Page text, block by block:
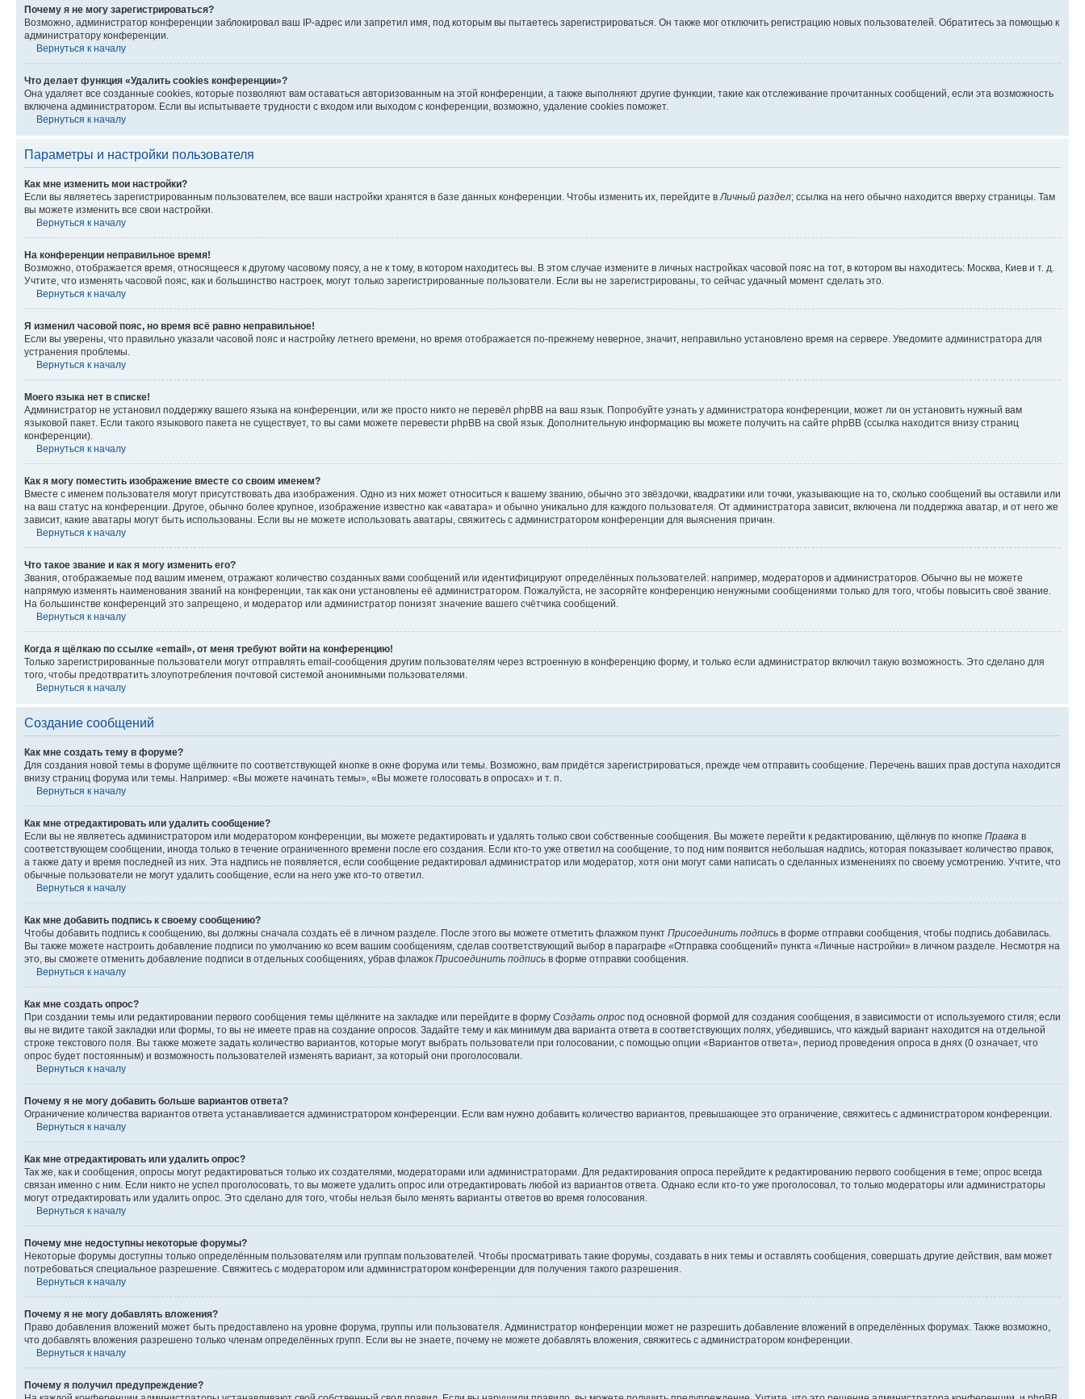
Почему я не могу зарегистрироваться?
Возможно, администратор конференции заблокировал ваш IP-адрес или запретил имя, под которым вы пытаетесь зарегистрироваться. Он также мог отключить регистрацию новых пользователей. Обратитесь за помощью к
администратору конференции.
Вернуться к началу
Что делает функция «Удалить cookies конференции»?
Она удаляет все созданные cookies, которые позволяют вам оставаться авторизованным на этой конференции, а также выполняют другие функции, такие как отслеживание прочитанных сообщений, если эта возможность
включена администратором. Если вы испытываете трудности с входом или выходом с конференции, возможно, удаление cookies поможет.
Вернуться к началу
Параметры и настройки пользователя
Как мне изменить мои настройки?
Если вы являетесь зарегистрированным пользователем, все ваши настройки хранятся в базе данных конференции. Чтобы изменить их, перейдите в Личный раздел; ссылка на него обычно находится вверху страницы. Там
вы можете изменить все свои настройки.
Вернуться к началу
На конференции неправильное время!
Возможно, отображается время, относящееся к другому часовому поясу, а не к тому, в котором находитесь вы. В этом случае измените в личных настройках часовой пояс на тот, в котором вы находитесь: Москва, Киев и т. д.
Учтите, что изменять часовой пояс, как и большинство настроек, могут только зарегистрированные пользователи. Если вы не зарегистрированы, то сейчас удачный момент сделать это.
Вернуться к началу
Я изменил часовой пояс, но время всё равно неправильное!
Если вы уверены, что правильно указали часовой пояс и настройку летнего времени, но время отображается по-прежнему неверное, значит, неправильно установлено время на сервере. Уведомите администратора для
устранения проблемы.
Вернуться к началу
Моего языка нет в списке!
Администратор не установил поддержку вашего языка на конференции, или же просто никто не перевёл phpBB на ваш язык. Попробуйте узнать у администратора конференции, может ли он установить нужный вам
языковой пакет. Если такого языкового пакета не существует, то вы сами можете перевести phpBB на свой язык. Дополнительную информацию вы можете получить на сайте phpBB (ссылка находится внизу страниц
конференции).
Вернуться к началу
Как я могу поместить изображение вместе со своим именем?
Вместе с именем пользователя могут присутствовать два изображения. Одно из них может относиться к вашему званию, обычно это звёздочки, квадратики или точки, указывающие на то, сколько сообщений вы оставили или
на ваш статус на конференции. Другое, обычно более крупное, изображение известно как «аватара» и обычно уникально для каждого пользователя. От администратора зависит, включена ли поддержка аватар, и от него же
зависит, какие аватары могут быть использованы. Если вы не можете использовать аватары, свяжитесь с администратором конференции для выяснения причин.
Вернуться к началу
Что такое звание и как я могу изменить его?
Звания, отображаемые под вашим именем, отражают количество созданных вами сообщений или идентифицируют определённых пользователей: например, модераторов и администраторов. Обычно вы не можете
напрямую изменять наименования званий на конференции, так как они установлены её администратором. Пожалуйста, не засоряйте конференцию ненужными сообщениями только для того, чтобы повысить своё звание.
На большинстве конференций это запрещено, и модератор или администратор понизят значение вашего счётчика сообщений.
Вернуться к началу
Когда я щёлкаю по ссылке «email», от меня требуют войти на конференцию!
Только зарегистрированные пользователи могут отправлять email-сообщения другим пользователям через встроенную в конференцию форму, и только если администратор включил такую возможность. Это сделано для
того, чтобы предотвратить злоупотребления почтовой системой анонимными пользователями.
Вернуться к началу
Создание сообщений
Как мне создать тему в форуме?
Для создания новой темы в форуме щёлкните по соответствующей кнопке в окне форума или темы. Возможно, вам придётся зарегистрироваться, прежде чем отправить сообщение. Перечень ваших прав доступа находится
внизу страниц форума или темы. Например: «Вы можете начинать темы», «Вы можете голосовать в опросах» и т. п.
Вернуться к началу
Как мне отредактировать или удалить сообщение?
Если вы не являетесь администратором или модератором конференции, вы можете редактировать и удалять только свои собственные сообщения. Вы можете перейти к редактированию, щёлкнув по кнопке Правка в
соответствующем сообщении, иногда только в течение ограниченного времени после его создания. Если кто-то уже ответил на сообщение, то под ним появится небольшая надпись, которая показывает количество правок,
а также дату и время последней из них. Эта надпись не появляется, если сообщение редактировал администратор или модератор, хотя они могут сами написать о сделанных изменениях по своему усмотрению. Учтите, что
обычные пользователи не могут удалить сообщение, если на него уже кто-то ответил.
Вернуться к началу
Как мне добавить подпись к своему сообщению?
Чтобы добавить подпись к сообщению, вы должны сначала создать её в личном разделе. После этого вы можете отметить флажком пункт Присоединить подпись в форме отправки сообщения, чтобы подпись добавилась.
Вы также можете настроить добавление подписи по умолчанию ко всем вашим сообщениям, сделав соответствующий выбор в параграфе «Отправка сообщений» пункта «Личные настройки» в личном разделе. Несмотря на
это, вы сможете отменить добавление подписи в отдельных сообщениях, убрав флажок Присоединить подпись в форме отправки сообщения.
Вернуться к началу
Как мне создать опрос?
При создании темы или редактировании первого сообщения темы щёлкните на закладке или перейдите в форму Создать опрос под основной формой для создания сообщения, в зависимости от используемого стиля; если
вы не видите такой закладки или формы, то вы не имеете прав на создание опросов. Задайте тему и как минимум два варианта ответа в соответствующих полях, убедившись, что каждый вариант находится на отдельной
строке текстового поля. Вы также можете задать количество вариантов, которые могут выбрать пользователи при голосовании, с помощью опции «Вариантов ответа», период проведения опроса в днях (0 означает, что
опрос будет постоянным) и возможность пользователей изменять вариант, за который они проголосовали.
Вернуться к началу
Почему я не могу добавить больше вариантов ответа?
Ограничение количества вариантов ответа устанавливается администратором конференции. Если вам нужно добавить количество вариантов, превышающее это ограничение, свяжитесь с администратором конференции.
Вернуться к началу
Как мне отредактировать или удалить опрос?
Так же, как и сообщения, опросы могут редактироваться только их создателями, модераторами или администраторами. Для редактирования опроса перейдите к редактированию первого сообщения в теме; опрос всегда
связан именно с ним. Если никто не успел проголосовать, то вы можете удалить опрос или отредактировать любой из вариантов ответа. Однако если кто-то уже проголосовал, то только модераторы или администраторы
могут отредактировать или удалить опрос. Это сделано для того, чтобы нельзя было менять варианты ответов во время голосования.
Вернуться к началу
Почему мне недоступны некоторые форумы?
Некоторые форумы доступны только определённым пользователям или группам пользователей. Чтобы просматривать такие форумы, создавать в них темы и оставлять сообщения, совершать другие действия, вам может
потребоваться специальное разрешение. Свяжитесь с модератором или администратором конференции для получения такого разрешения.
Вернуться к началу
Почему я не могу добавлять вложения?
Право добавления вложений может быть предоставлено на уровне форума, группы или пользователя. Администратор конференции может не разрешить добавление вложений в определённых форумах. Также возможно,
что добавлять вложения разрешено только членам определённых групп. Если вы не знаете, почему не можете добавлять вложения, свяжитесь с администратором конференции.
Вернуться к началу
Почему я получил предупреждение?